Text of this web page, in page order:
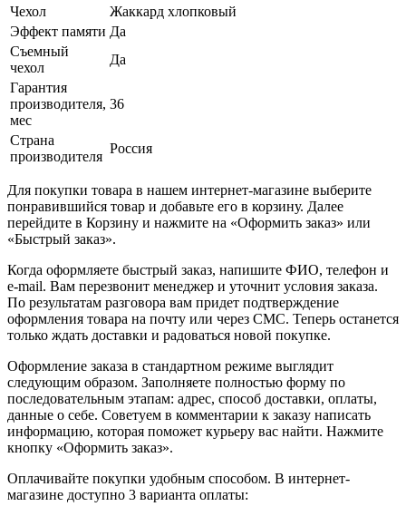
Чехол
Жаккард хлопковый
Эффект памяти Да
Съемный
чехол
Да
Гарантия
производителя,
мес
36
Страна
производителя
Россия
Для покупки товара в нашем интернет-магазине выберите
понравившийся товар и добавьте его в корзину. Далее
перейдите в Корзину и нажмите на «Оформить заказ» или
«Быстрый заказ».
Когда оформляете быстрый заказ, напишите ФИО, телефон и
e-mail. Вам перезвонит менеджер и уточнит условия заказа.
По результатам разговора вам придет подтверждение
оформления товара на почту или через СМС. Теперь останется
только ждать доставки и радоваться новой покупке.
Оформление заказа в стандартном режиме выглядит
следующим образом. Заполняете полностью форму по
последовательным этапам: адрес, способ доставки, оплаты,
данные о себе. Советуем в комментарии к заказу написать
информацию, которая поможет курьеру вас найти. Нажмите
кнопку «Оформить заказ».
Оплачивайте покупки удобным способом. В интернет-
магазине доступно 3 варианта оплаты: